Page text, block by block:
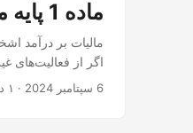
ماده 1 پایه مالیات
6 سپتامبر 2024 · ۱ دقیقه